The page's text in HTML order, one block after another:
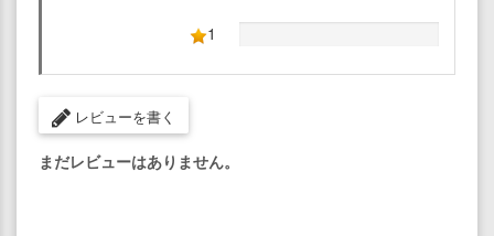
1
レビューを書く
まだレビューはありません。